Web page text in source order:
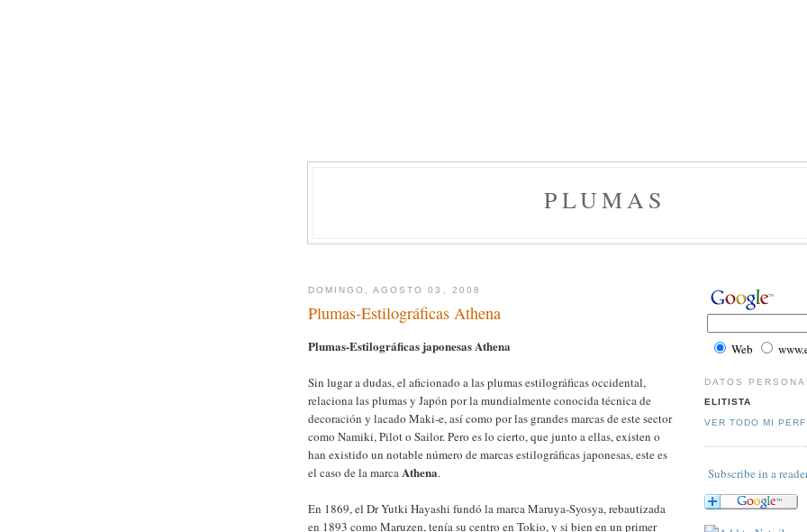
PLUMAS
DOMINGO, AGOSTO 03, 2008
Plumas-Estilográficas Athena
Plumas-Estilográficas japonesas Athena
Sin lugar a dudas, el aficionado a las plumas estilográficas occidental,
relaciona las plumas y Japón por la mundialmente conocida técnica de
decoración y lacado Maki-e, así como por las grandes marcas de este sector
como Namiki, Pilot o Sailor. Pero es lo cierto, que junto a ellas, existen o
han existido un notable número de marcas estilográficas japonesas, este es
el caso de la marcaAthena.
En 1869, el Dr Yutki Hayashi fundó la marca Maruya-Syosya, rebautizada
en 1893 como Maruzen, tenía su centro en Tokio, y si bien en un primer
Web
DATOS
ELITISTA
VER TODO MI
Subscribe in a